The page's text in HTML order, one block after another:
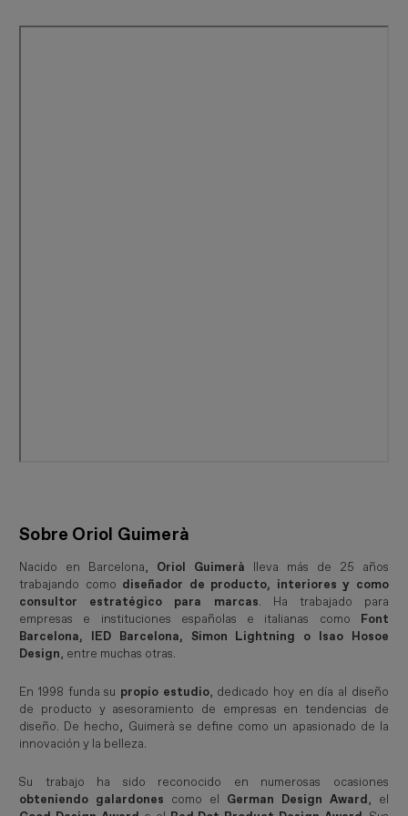
Sobre Oriol Guimerà
Nacido en Barcelona, Oriol Guimerà lleva más de 25 años
trabajando como diseñador de producto, interiores y como
consultor estratégico para marcas. Ha trabajado para
empresas e instituciones españolas e italianas como Font
Barcelona, IED Barcelona, Simon Lightning o Isao Hosoe
Design, entre muchas otras.
En 1998 funda su propio estudio, dedicado hoy en día al diseño
de producto y asesoramiento de empresas en tendencias de
diseño. De hecho, Guimerà se define como un apasionado de la
innovación y la belleza.
Su trabajo ha sido reconocido en numerosas ocasiones
obteniendo galardones como el German Design Award , el